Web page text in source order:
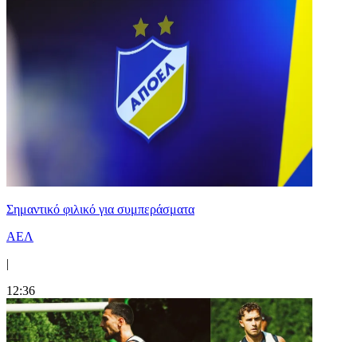
Σημαντικό φιλικό για συμπεράσματα
ΑΕΛ
|
12:36